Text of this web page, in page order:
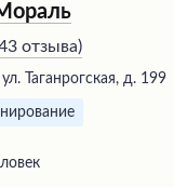
отзыва)
Таганрогская, д. 199